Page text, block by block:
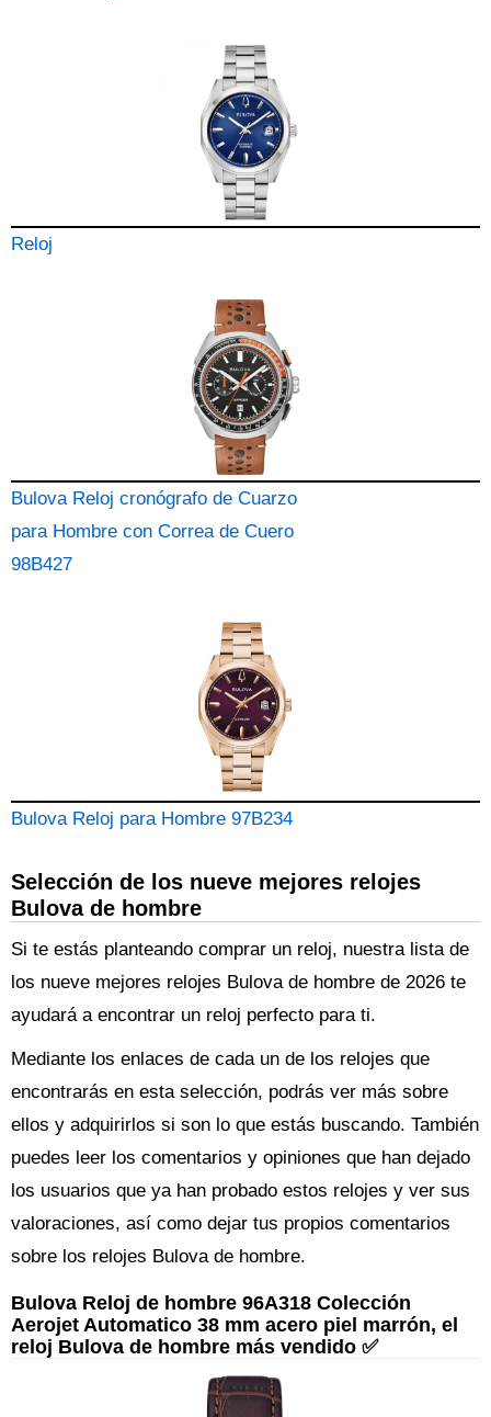
Reloj
Bulova Reloj cronógrafo de Cuarzo
para Hombre con Correa de Cuero
98B427
Bulova Reloj para Hombre 97B234
Selección de los nueve mejores relojes
Bulova de hombre
Si te estás planteando comprar un reloj, nuestra lista de
los nueve mejores relojes Bulova de hombre de 2026 te
ayudará a encontrar un reloj perfecto para ti.
Mediante los enlaces de cada un de los relojes que
encontrarás en esta selección, podrás ver más sobre
ellos y adquirirlos si son lo que estás buscando. También
puedes leer los comentarios y opiniones que han dejado
los usuarios que ya han probado estos relojes y ver sus
valoraciones, así como dejar tus propios comentarios
sobre los relojes Bulova de hombre.
Bulova Reloj de hombre 96A318 Colección
Aerojet Automatico 38 mm acero piel marrón, el
reloj Bulova de hombre más vendido ✅